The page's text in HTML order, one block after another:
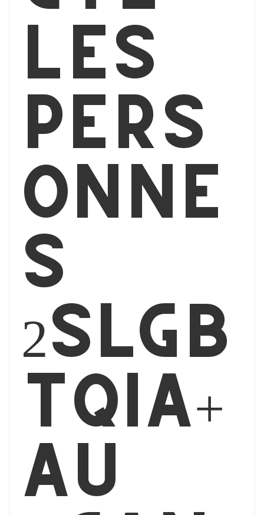
les
pers
onne
s
2SLGB
TQIA+
au